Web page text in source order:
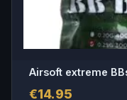
Airsoft extreme
€14.95